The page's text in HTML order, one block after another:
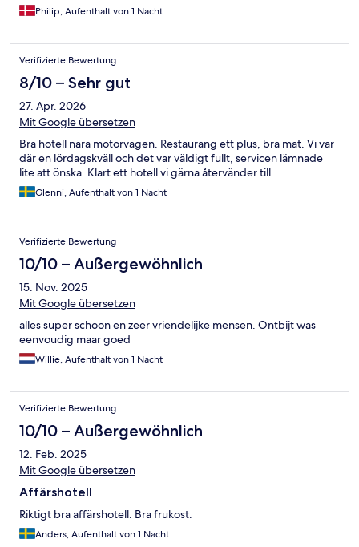
Philip, Aufenthalt von 1 Nacht
Verifizierte Bewertung
8/10 – Sehr gut
27. Apr. 2026
Mit Google übersetzen
Bra hotell nära motorvägen. Restaurang ett plus, bra mat. Vi var
där en lördagskväll och det var väldigt fullt, servicen lämnade
lite att önska. Klart ett hotell vi gärna återvänder till.
Glenni, Aufenthalt von 1 Nacht
Verifizierte Bewertung
10/10 – Außergewöhnlich
15. Nov. 2025
Mit Google übersetzen
alles super schoon en zeer vriendelijke mensen. Ontbijt was
eenvoudig maar goed
Willie, Aufenthalt von 1 Nacht
Verifizierte Bewertung
10/10 – Außergewöhnlich
12. Feb. 2025
Mit Google übersetzen
Affärshotell
Riktigt bra affärshotell. Bra frukost.
Anders, Aufenthalt von 1 Nacht